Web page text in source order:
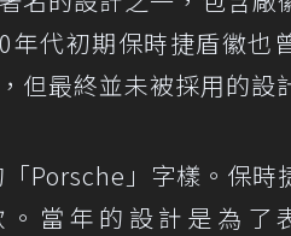
代初期保時捷盾徽也
但最終並未被採用的設
Porsche」字樣。保時
當年的設計是為了